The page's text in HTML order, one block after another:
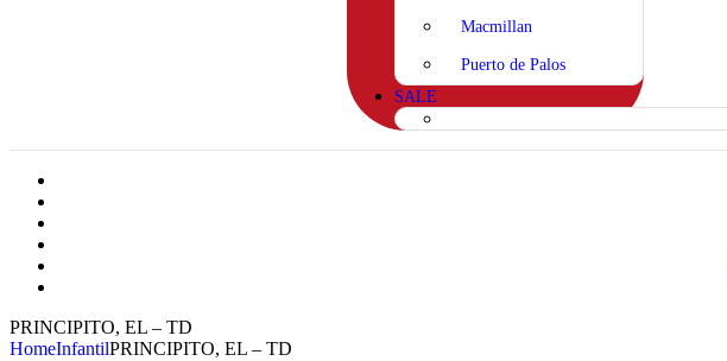
Macmillan
Puerto de Palos
SALE
PRINCIPITO, EL – TD
HomeInfantilPRINCIPITO, EL – TD